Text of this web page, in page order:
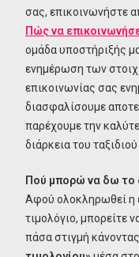
σας, επικοινωνήστε
Πώς να
ομάδα υποστήριξής
ενημέρωση των
επικοινωνίας σας
διασφαλίσουμε
παρέχουμε την
διάρκεια του
Πού μπορώ να δω το
Αφού ολοκληρωθεί η
τιμολόγιο, μπορείτε
πάσα στιγμή